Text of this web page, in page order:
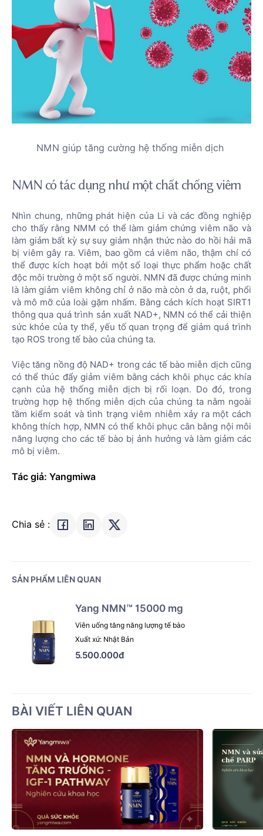
NMN giúp tăng cường hệ thống miễn dịch
NMN có tác dụng như một chất chống viêm
Nhìn chung, những phát hiện của Li và các đồng nghiệp
cho thấy rằng NMM có thể làm giảm chứng viêm não và
làm giảm bất kỳ sự suy giảm nhận thức nào do hồi hải mã
bị viêm gây ra. Viêm, bao gồm cả viêm não, thậm chí có
thể được kích hoạt bởi một số loại thực phẩm hoặc chất
độc môi trường ở một số người. NMN đã được chứng minh
là làm giảm viêm không chỉ ở não mà còn ở da, ruột, phổi
và mô mỡ của loài gặm nhấm. Bằng cách kích hoạt SIRT1
thông qua quá trình sản xuất NAD+, NMN có thể cải thiện
sức khỏe của ty thể, yếu tố quan trọng để giảm quá trình
tạo ROS trong tế bào của chúng ta.
Việc tăng nồng độ NAD+ trong các tế bào miễn dịch cũng
có thể thúc đẩy giảm viêm bằng cách khôi phục các khía
cạnh của hệ thống miễn dịch bị rối loạn. Do đó, trong
trường hợp hệ thống miễn dịch của chúng ta nằm ngoài
tầm kiểm soát và tình trạng viêm nhiễm xảy ra một cách
không thích hợp, NMN có thể khôi phục cân bằng nội môi
năng lượng cho các tế bào bị ảnh hưởng và làm giảm các
mô bị viêm.
Tác giả: Yangmiwa
Chia sẻ :
SẢN PHẨM LIÊN QUAN
Yang NMN™ 15000 mg
Viên uống tăng năng lượng tế bào
Xuất xứ: Nhật Bản
5.500.000đ
BÀI VIẾT LIÊN QUAN